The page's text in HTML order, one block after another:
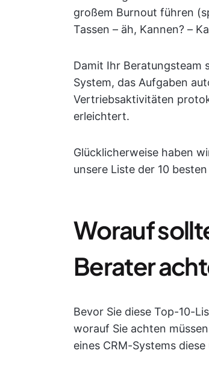
großem Burnout führen
Tassen – äh, Kannen? –
Damit Ihr Beratungsteam
System, das Aufgaben
Vertriebsaktivitäten
erleichtert.
Glücklicherweise haben
unsere Liste der 10
Worauf
Berater
Bevor Sie diese Top-10-
worauf Sie achten
eines CRM-Systems